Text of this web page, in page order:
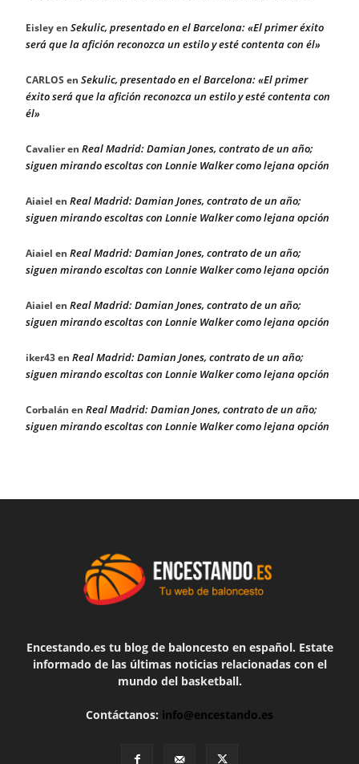
Eisleyen Sekulic, presentado en el Barcelona: «El primer éxito
será que la afición reconozca un estilo y esté contenta con él»
CARLOS en Sekulic, presentado en el Barcelona: «El primer
éxito será que la afición reconozca un estilo y esté contenta con
él»
Cavalieren Real Madrid: Damian Jones, contrato de un año;
siguen mirando escoltas con Lonnie Walker como lejana opción
Aiaiel en Real Madrid: Damian Jones, contrato de un año;
siguen mirando escoltas con Lonnie Walker como lejana opción
Aiaiel en Real Madrid: Damian Jones, contrato de un año;
siguen mirando escoltas con Lonnie Walker como lejana opción
Aiaiel en Real Madrid: Damian Jones, contrato de un año;
siguen mirando escoltas con Lonnie Walker como lejana opción
iker43en Real Madrid: Damian Jones, contrato de un año;
siguen mirando escoltas con Lonnie Walker como lejana opción
Corbalán en Real Madrid: Damian Jones, contrato de un año;
siguen mirando escoltas con Lonnie Walker como lejana opción
Encestando.es tu blog de baloncesto en español. Estate
informado de las últimas noticias relacionadas con el
mundo del basketball.
Contáctanos: info@encestando.es